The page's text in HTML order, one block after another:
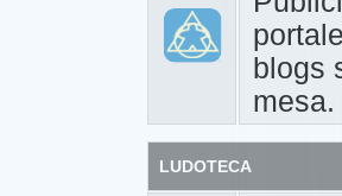
blogs
mesa.
LUDOTECA